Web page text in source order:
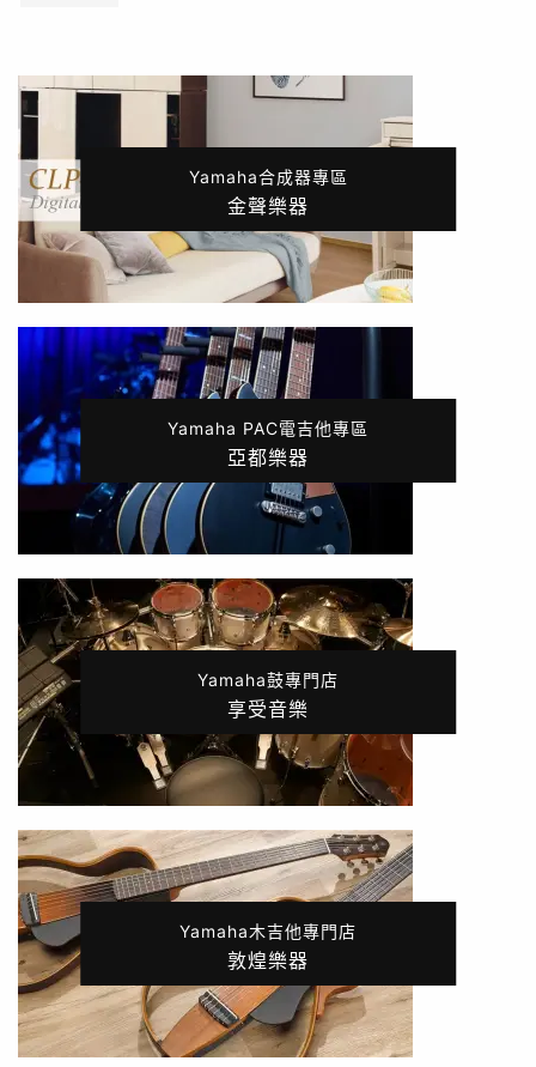
Yamaha合成器專區
金聲樂器
Yamaha PAC電吉他專區
亞都樂器
Yamaha鼓專門店
享受音樂
Yamaha木吉他專門店
敦煌樂器